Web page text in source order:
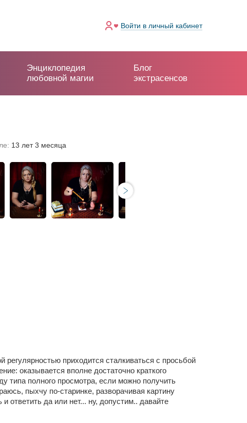
Войти в личный кабинет
Энциклопедия
любовной магии
Блог
экстрасенсов
13 лет 3 месяца
регулярностью приходится сталкиваться с просьбой
оказывается вполне достаточно краткого
типа полного просмотра, если можно получить
пыхчу по-старинке, разворачивая картину
ответить да или нет... ну, допустим.. давайте